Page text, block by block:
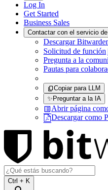
Log In
Get Started
Business Sales
Contactar con el servicio
Descargar
Solicitud de función
Pregunta a la
Pautas para
Copiar para LLM
✨Preguntar a la IA
Abrir página
Descargar como
Ctrl + K